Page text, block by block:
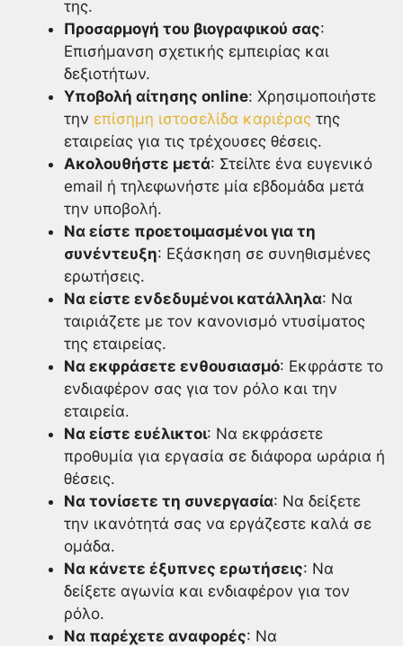
της.
Προσαρμογή του βιογραφικού σας:
Επισήμανση σχετικής εμπειρίας και
δεξιοτήτων.
Υποβολή αίτησης online: Χρησιμοποιήστε
την επίσημη ιστοσελίδα καριέρας της
εταιρείας για τις τρέχουσες θέσεις.
Ακολουθήστε μετά: Στείλτε ένα ευγενικό
email ή τηλεφωνήστε μία εβδομάδα μετά
την υποβολή.
Να είστε προετοιμασμένοι για τη
συνέντευξη: Εξάσκηση σε συνηθισμένες
ερωτήσεις.
Να είστε ενδεδυμένοι κατάλληλα: Να
ταιριάζετε με τον κανονισμό ντυσίματος
της εταιρείας.
Να εκφράσετε ενθουσιασμό: Εκφράστε το
ενδιαφέρον σας για τον ρόλο και την
εταιρεία.
Να είστε ευέλικτοι: Να εκφράσετε
προθυμία για εργασία σε διάφορα ωράρια ή
θέσεις.
Να τονίσετε τη συνεργασία: Να δείξετε
την ικανότητά σας να εργάζεστε καλά σε
ομάδα.
Να κάνετε έξυπνες ερωτήσεις: Να
δείξετε αγωνία και ενδιαφέρον για τον
ρόλο.
Να παρέχετε αναφορές: Να